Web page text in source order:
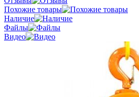
Похожие товары
Наличие
Файлы
Видео